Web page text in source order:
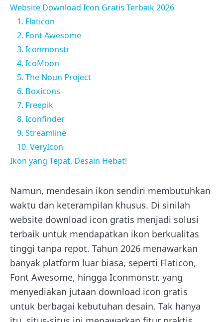
Website Download Icon Gratis Terbaik 2026
1. Flaticon
2. Font Awesome
3. Iconmonstr
4. IcoMoon
5. The Noun Project
6. Boxicons
7. Freepik
8. Iconfinder
9. Streamline
10. VeryIcon
Ikon yang Tepat, Desain Hebat!
Namun, mendesain ikon sendiri membutuhkan
waktu dan keterampilan khusus. Di sinilah
website download icon gratis menjadi solusi
terbaik untuk mendapatkan ikon berkualitas
tinggi tanpa repot. Tahun 2026 menawarkan
banyak platform luar biasa, seperti Flaticon,
Font Awesome, hingga Iconmonstr, yang
menyediakan jutaan download icon gratis
untuk berbagai kebutuhan desain. Tak hanya